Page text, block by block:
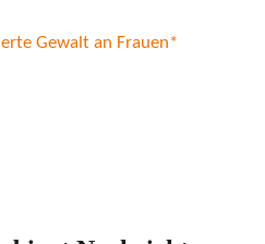
Gewalt an Frauen*